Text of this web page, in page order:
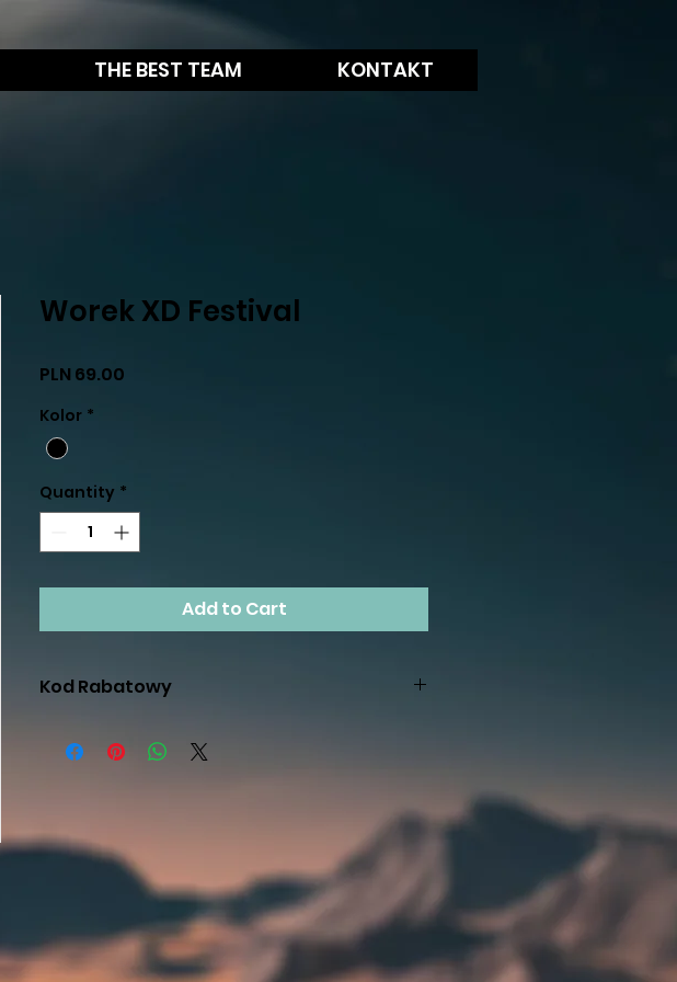
THE BEST TEAM KONTAKT
Worek XD Festival
PLN 69.00
Kolor *
Quantity *
Add to Cart
Kod Rabatowy
następnym kroku.